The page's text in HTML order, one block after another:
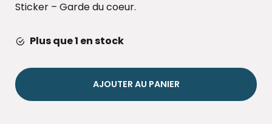
Sticker – Garde du coeur.
Plus que 1 en stock
AJOUTER AU PANIER